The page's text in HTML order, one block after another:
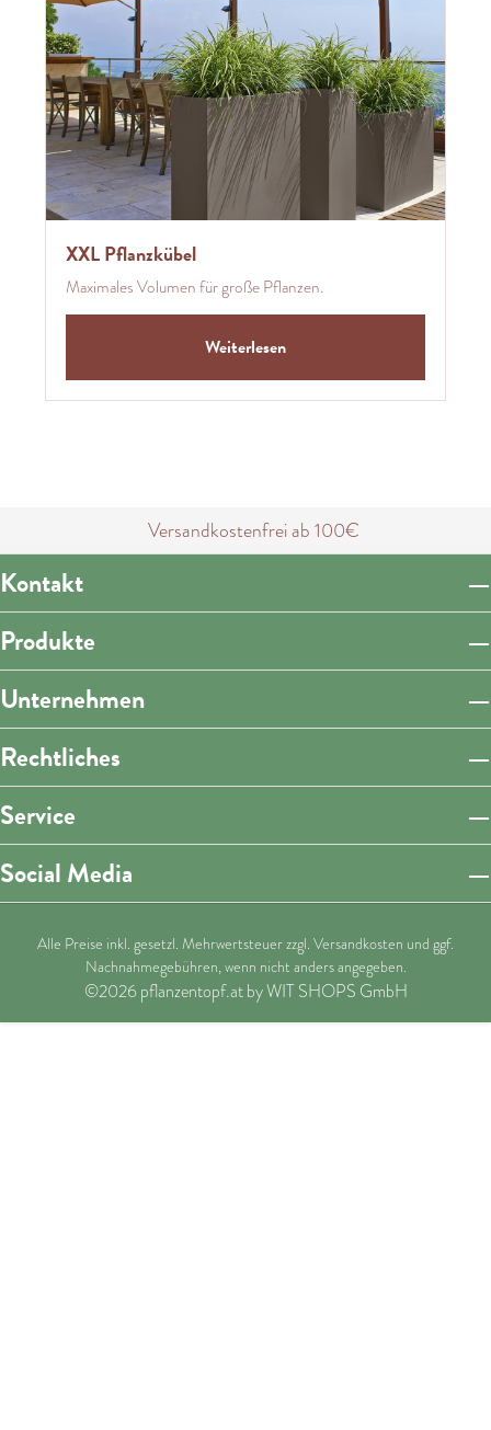
XXL Pflanzkübel
Maximales Volumen für große Pflanzen.
Weiterlesen
Versandkostenfrei ab 100€
Kontakt
Produkte
Unternehmen
Rechtliches
Service
Social Media
Alle Preise inkl. gesetzl. Mehrwertsteuer zzgl. Versandkosten und ggf.
Nachnahmegebühren, wenn nicht anders angegeben.
©2026 pflanzentopf.at by WIT SHOPS GmbH